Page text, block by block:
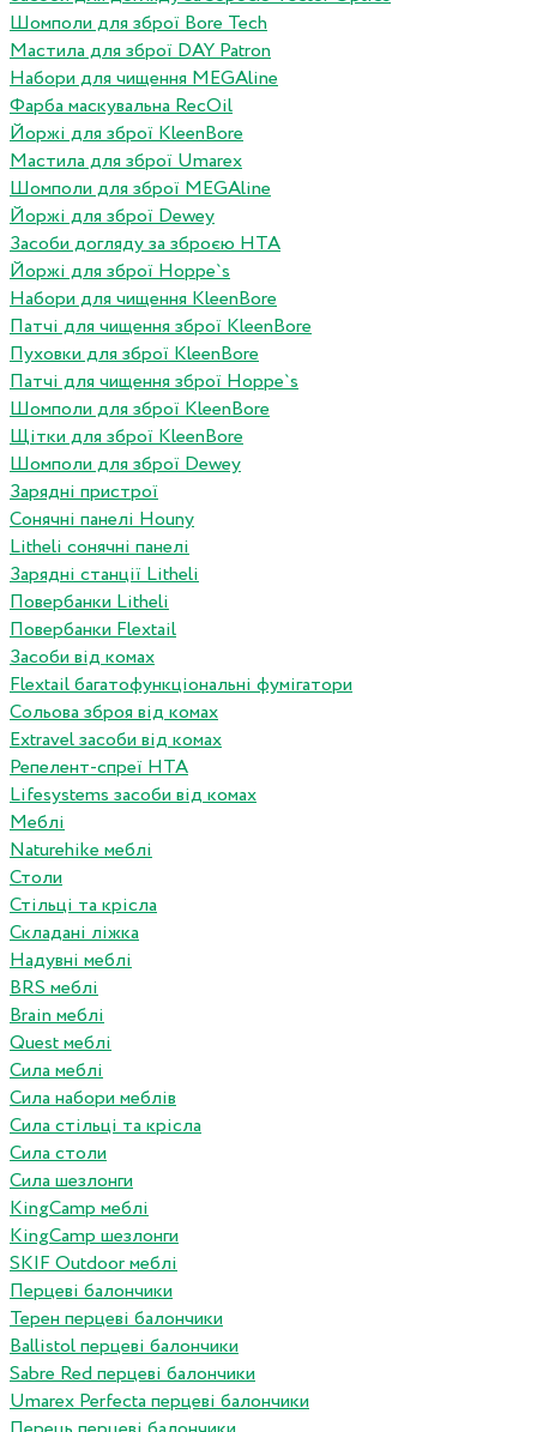
Шомполи для зброї Bore Tech
Мастила для зброї DAY Patron
Набори для чищення MEGAline
Фарба маскувальна RecOil
Йоржі для зброї KleenBore
Мастила для зброї Umarex
Шомполи для зброї MEGAline
Йоржі для зброї Dewey
Засоби догляду за зброєю HTA
Йоржі для зброї Hoppe`s
Набори для чищення KleenBore
Патчі для чищення зброї KleenBore
Пуховки для зброї KleenBore
Патчі для чищення зброї Hoppe`s
Шомполи для зброї KleenBore
Щітки для зброї KleenBore
Шомполи для зброї Dewey
Зарядні пристрої
Сонячні панелі Houny
Litheli сонячні панелі
Зарядні станції Litheli
Повербанки Litheli
Повербанки Flextail
Засоби від комах
Flextail багатофункціональні фумігатори
Сольова зброя від комах
Extravel засоби від комах
Репелент-спреї HTA
Lifesystems засоби від комах
Меблі
Naturehike меблі
Столи
Стільці та крісла
Складані ліжка
Надувні меблі
BRS меблі
Brain меблі
Quest меблі
Сила меблі
Сила набори меблів
Сила стільці та крісла
Сила столи
Сила шезлонги
KingCamp меблі
KingCamp шезлонги
SKIF Outdoor меблі
Перцеві балончики
Терен перцеві балончики
Ballistol перцеві балончики
Sabre Red перцеві балончики
Umarex Perfecta перцеві балончики